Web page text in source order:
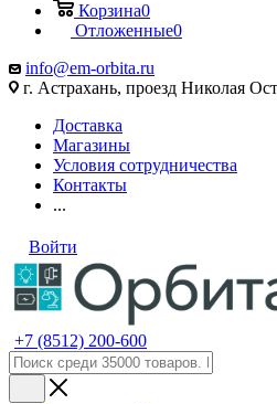
Корзина0
Отложенные0
info@em-orbita.ru
г. Астрахань, проезд Николая
Доставка
Магазины
Условия сотрудничества
Контакты
...
Войти
+7 (8512) 200-600